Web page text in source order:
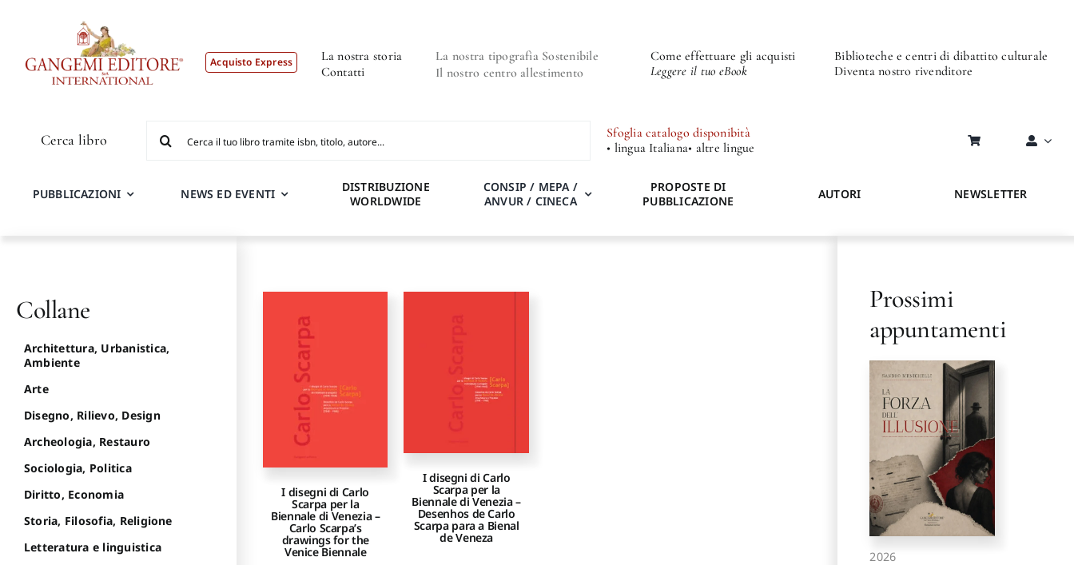
Acquisto Express
La nostra storia
Contatti
La nostra tipografia Sostenibile
Il nostro centro allestimento
Come effettuare gli acquisti
Leggere il tuo eBook
Biblioteche e centri di dibattito culturale
Diventa nostro rivenditore
Cerca libro
per:
Sfoglia catalogo disponibità
• lingua Italiana• altre lingue
PUBBLICAZIONI NEWS ED EVENTI
DISTRIBUZIONE
WORLDWIDE
CONSIP / MEPA /
ANVUR / CINECA
PROPOSTE DI
PUBBLICAZIONE
AUTORI NEWSLETTER
I disegni di Carlo
Scarpa per la
Biennale di Venezia –
Carlo Scarpa’s
drawings for the
Venice Biennale
I disegni di Carlo
Scarpa per la
Biennale di Venezia –
Desenhos de Carlo
Scarpa para a Bienal
de Veneza
Collane
Architettura, Urbanistica,
Ambiente
Arte
Disegno, Rilievo, Design
Archeologia, Restauro
Sociologia, Politica
Diritto, Economia
Storia, Filosofia, Religione
Letteratura e linguistica
Prossimi
appuntamenti
2026